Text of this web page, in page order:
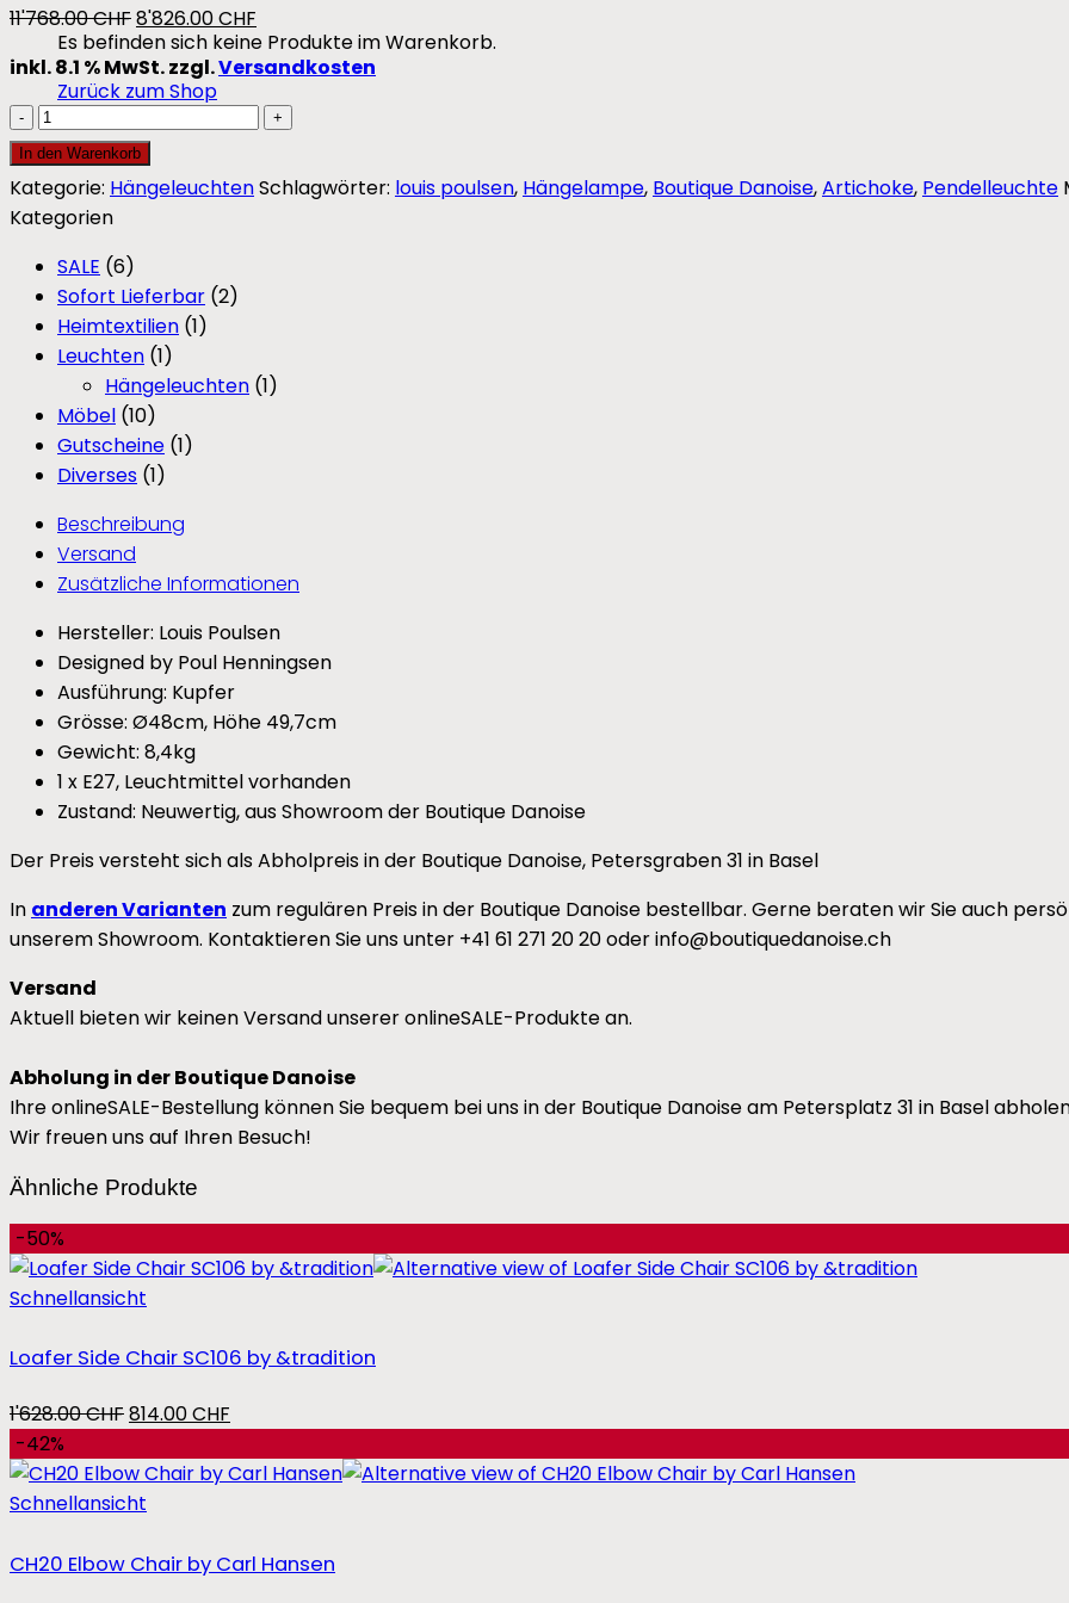
Es befinden sich keine Produkte im Warenkorb.
Zurück zum Shop
11'768.00CHFUrsprünglicher
Preis
war:
11'768.00 CHF
8'826.00CHF
Preis
ist:
8'826.00 CHF.
inkl. 8.1 % MwSt.zzgl.Versandkosten
PH
Artichoke
by
Louis
Poulsen
Menge
In den Warenkorb
Kategorie: HängeleuchtenSchlagwörter: louis poulsen, Hängelampe, Boutique Danoise,Artichoke, Pendelleuchte
Kategorien
SALE (6)
Sofort Lieferbar (2)
Heimtextilien (1)
Leuchten (1)
Hängeleuchten (1)
Möbel (10)
Gutscheine (1)
Diverses (1)
Beschreibung
Versand
Zusätzliche Informationen
Hersteller: Louis Poulsen
Designed by Poul Henningsen
Ausführung: Kupfer
Grösse: Ø48cm, Höhe 49,7cm
Gewicht: 8,4kg
1 x E27, Leuchtmittel vorhanden
Zustand: Neuwertig, aus Showroom der Boutique Danoise
Der Preis versteht sich als Abholpreis in der Boutique Danoise, Petersgraben 31 in Basel
In anderen Varianten zum regulären Preis in der Boutique Danoise bestellbar. Gerne beraten wir Sie auch
unserem Showroom. Kontaktieren Sie uns unter +41 61 271 20 20 oder info@boutiquedanoise.ch
Versand
Aktuell bieten wir keinen Versand unserer onlineSALE-Produkte an.
Abholung in der Boutique Danoise
Ihre onlineSALE-Bestellung können Sie bequem bei uns in der Boutique Danoise am Petersplatz 31 in Basel
Wir freuen uns auf Ihren Besuch!
Ähnliche Produkte
-50%
Schnellansicht
Loafer Side Chair SC106 by &tradition
1'628.00CHFUrsprünglicher
war:
1'628.00 CHF
814.00CHF
ist:
-42%
Schnellansicht
CH20 Elbow Chair by Carl Hansen